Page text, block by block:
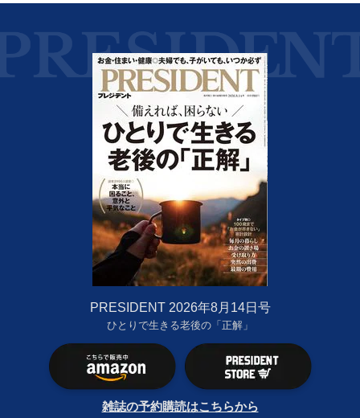
PRESIDENT 2026年8月14日号
ひとりで生きる老後の「正解」
雑誌の予約購読はこちらから